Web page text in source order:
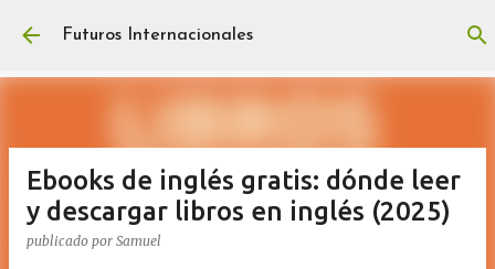
Ir al contenido principal
Futuros Internacionales
Ebooks de inglés gratis: dónde leer
y descargar libros en inglés (2025)
publicado por Samuel